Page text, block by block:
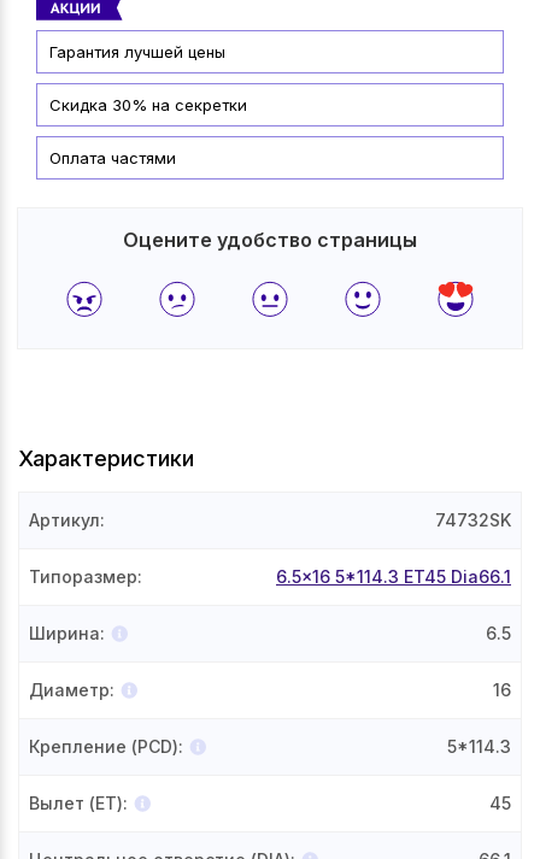
Гарантия лучшей цены
Скидка 30% на секретки
Оплата частями
Оцените удобство страницы
Характеристики
Артикул: 74732SK
Типоразмер: 6.5x16 5*114.3 ET45 Dia66.1
Ширина: 6.5
Диаметр: 16
Крепление (PCD): 5*114.3
Вылет (ET): 45